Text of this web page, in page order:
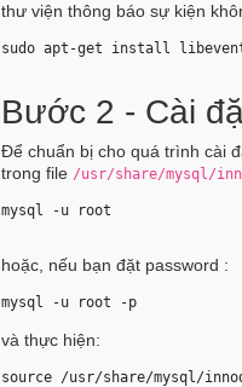
thư viện thông báo sự kiện
sudo apt-get install
Bước 2 - Cài
Để chuẩn bị cho quá trình cài
trong file /usr/share/mysql/
mysql -u root
hoặc, nếu bạn đặt password :
mysql -u root -p
và thực hiện:
source /usr/share/mysql/